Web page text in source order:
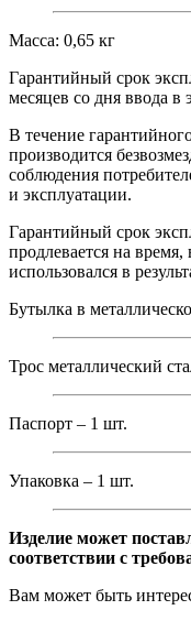
Масса: 0,65 кг
Гарантийный срок
месяцев со дня ввода в
В течение
производится
соблюдения
и эксплуатации.
Гарантийный срок
продлевается на
использовался в
Бутылка в
Трос металлический
Паспорт – 1 шт.
Упаковка – 1 шт.
Изделие может
соответствии с
Вам может быть